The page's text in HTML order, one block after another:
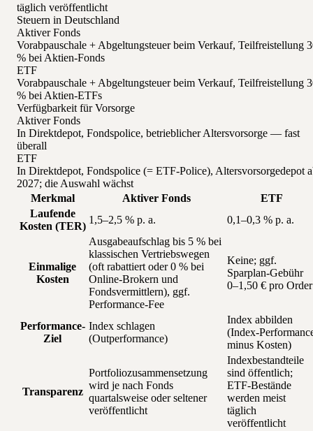
täglich veröffentlicht
Steuern in Deutschland
Aktiver Fonds
Vorabpauschale + Abgeltungsteuer beim Verkauf, Teilfreistellung
% bei Aktien-Fonds
ETF
Vorabpauschale + Abgeltungsteuer beim Verkauf, Teilfreistellung
% bei Aktien-ETFs
Verfügbarkeit für Vorsorge
Aktiver Fonds
In Direktdepot, Fondspolice, betrieblicher Altersvorsorge — fast
überall
ETF
In Direktdepot, Fondspolice (= ETF-Police), Altersvorsorgedepot
2027; die Auswahl wächst
Merkmal
Aktiver Fonds
ETF
Laufende
Kosten (TER)
1,5–2,5 % p. a. 0,1–0,3 % p. a.
Einmalige
Kosten
Ausgabeaufschlag bis 5 % bei
klassischen Vertriebswegen
(oft rabattiert oder 0 % bei
Online-Brokern und
Fondsvermittlern), ggf.
Performance-Fee
Keine; ggf.
Sparplan-Gebühr
0–1,50 € pro Order
Performance-
Ziel
Index schlagen
(Outperformance)
Index abbilden
(Index-
minus Kosten)
Transparenz
Portfoliozusammensetzung
wird je nach Fonds
quartalsweise oder seltener
veröffentlicht
Indexbestandteile
sind öffentlich;
ETF-Bestände
werden meist
täglich
veröffentlicht